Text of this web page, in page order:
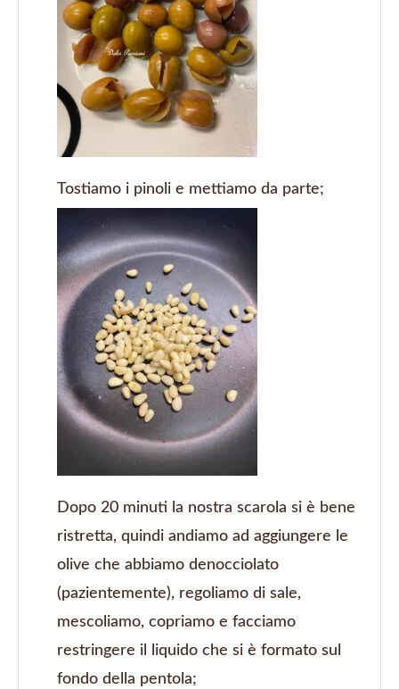
Tostiamo i pinoli e mettiamo da parte;
Dopo 20 minuti la nostra scarola si è bene
ristretta, quindi andiamo ad aggiungere le
olive che abbiamo denocciolato
(pazientemente), regoliamo di sale,
mescoliamo, copriamo e facciamo
restringere il liquido che si è formato sul
fondo della pentola;